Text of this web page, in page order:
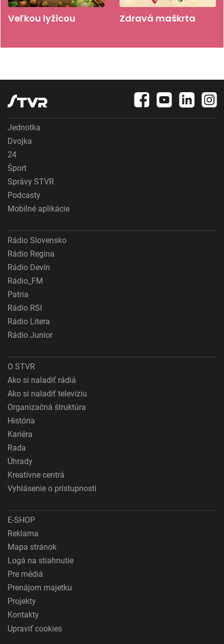
Veľkou lyžicou Zdravá maškrta
Jednotka
Dvojka
24
Šport
Správy STVR
Podcasty
Mobilné aplikácie
Rádio Slovensko
Rádio Regina
Rádio Devín
Rádio_FM
Patria
Rádio RSI
Rádio Litera
Rádio Junior
O STVR
Ako si naladiť rádiá
Ako si naladiť televíziu
Organizačná štruktúra
História
Kariéra
Rada
Úhrady
Kreatívne centrá
Vyhlásenie o prístupnosti
E-SHOP
Reklama
Mapa stránok
Logá na stiahnutie
Pre médiá
Prenájom majetku
Projekty
Kontakty
Upraviť cookies